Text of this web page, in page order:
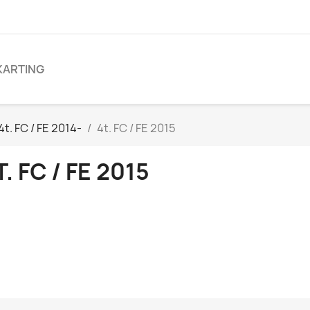
FC / FE 2014- 4t. FC / FE 2015
FC / FE 2015